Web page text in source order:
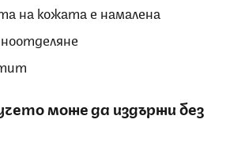
на кожата е намалена
може да издържи без